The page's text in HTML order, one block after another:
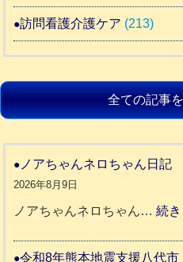
訪問看護介護ケア (213)
全ての記事
ノアちゃんネロちゃん日記
2026年8月9日
ノアちゃんネロちゃん…続
令和8年熊本地震支援八代